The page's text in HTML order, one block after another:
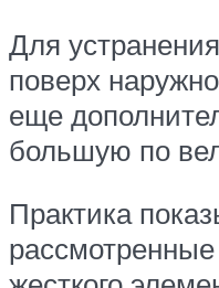
Для
поверх
еще
большую по
Практика